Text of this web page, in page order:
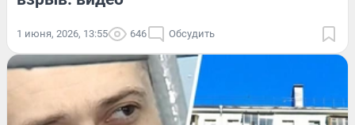
1 июня, 2026, 13:55 646 Обсудить